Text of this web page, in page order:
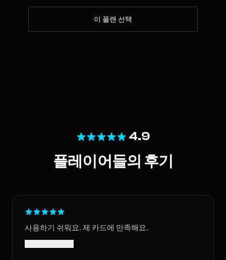
이 플랜 선택
4.9
플레이어들의 후기
사용하기 쉬워요. 제 카드에 만족해요.